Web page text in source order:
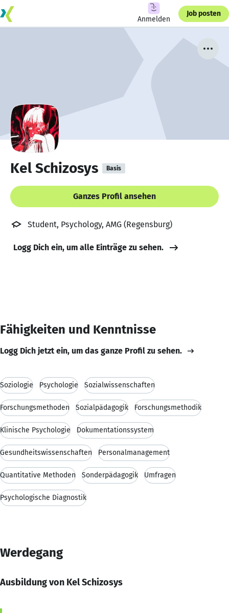
Anmelden
Job posten
Kel Schizosys Basis
Ganzes Profil ansehen
Student, Psychology, AMG (Regensburg)
Logg Dich ein, um alle Einträge zu sehen.
Fähigkeiten und Kenntnisse
Logg Dich jetzt ein, um das ganze Profil zu sehen.
Soziologie Psychologie Sozialwissenschaften
Forschungsmethoden Sozialpädagogik Forschungsmethodik
Klinische Psychologie Dokumentationssystem
Gesundheitswissenschaften Personalmanagement
Quantitative Methoden Sonderpädagogik Umfragen
Psychologische Diagnostik
Werdegang
Ausbildung von Kel Schizosys